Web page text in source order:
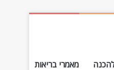
מאמרי בריאות